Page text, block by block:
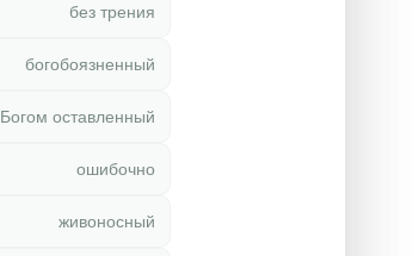
без трения
богобоязненный
Богом оставленный
ошибочно
живоносный